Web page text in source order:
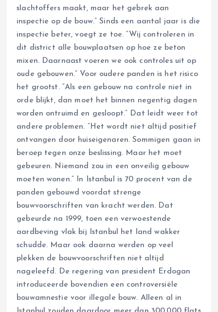
slachtoffers maakt, maar het gebrek aan
inspectie op de bouw.” Sinds een aantal jaar is die
inspectie beter, voegt ze toe. “Wij controleren in
dit district alle bouwplaatsen op hoe ze beton
mixen. Daarnaast voeren we ook controles uit op
oude gebouwen.” Voor oudere panden is het risico
het grootst. “Als een gebouw na controle niet in
orde blijkt, dan moet het binnen negentig dagen
worden ontruimd en gesloopt.” Dat leidt weer tot
andere problemen. “Het wordt niet altijd positief
ontvangen door huiseigenaren. Sommigen gaan in
beroep tegen onze beslissing. Maar het moet
gebeuren. Niemand zou in een onveilig gebouw
moeten wonen.” In Istanbul is 70 procent van de
panden gebouwd voordat strenge
bouwvoorschriften van kracht werden. Dat
gebeurde na 1999, toen een verwoestende
aardbeving vlak bij Istanbul het land wakker
schudde. Maar ook daarna werden op veel
plekken de bouwvoorschriften niet altijd
nageleefd. De regering van president Erdogan
introduceerde bovendien een controversiële
bouwamnestie voor illegale bouw. Alleen al in